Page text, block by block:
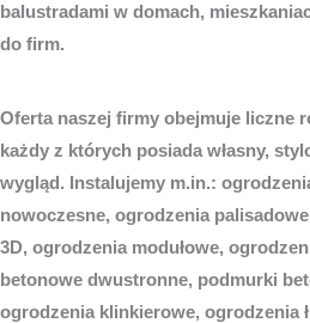
balustradami w domach,
do firm.
Oferta naszej firmy obejmuje liczne
każdy z których posiada własny,
wygląd. Instalujemy m.in.:
nowoczesne, ogrodzenia
3D, ogrodzenia modułowe,
betonowe dwustronne, podmurki
ogrodzenia klinkierowe, ogrodzenia